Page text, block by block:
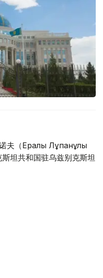
夫（Ералы Лұқпанұлы
坦共和国驻乌兹别克斯坦